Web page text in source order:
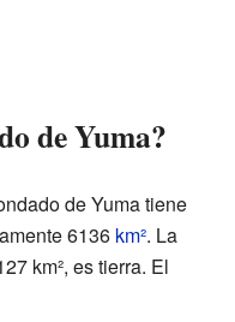
de Yuma?
de Yuma tiene
6136 km². La
km², es tierra. El